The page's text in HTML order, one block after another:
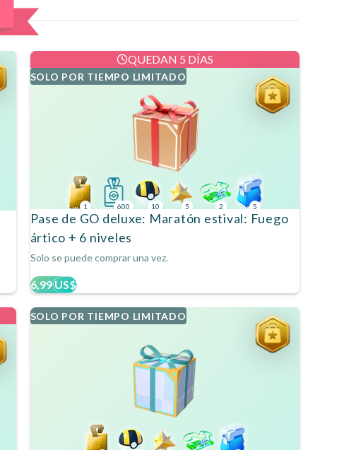
QUEDAN 5 DÍAS
SOLO POR TIEMPO LIMITADO
1 600 10 5 2 5
Pase de GO deluxe: Maratón estival: Fuego
ártico + 6 niveles
Solo se puede comprar una vez.
6,99 US$
SOLO POR TIEMPO LIMITADO